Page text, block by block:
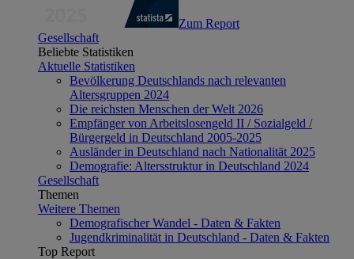
Zum Report
Gesellschaft
Beliebte Statistiken
Aktuelle Statistiken
Bevölkerung Deutschlands nach relevanten
Altersgruppen 2024
Die reichsten Menschen der Welt 2026
Empfänger von Arbeitslosengeld II / Sozialgeld /
Bürgergeld in Deutschland 2005-2025
Ausländer in Deutschland nach Nationalität 2025
Demografie: Altersstruktur in Deutschland 2024
Gesellschaft
Themen
Weitere Themen
Demografischer Wandel - Daten & Fakten
Jugendkriminalität in Deutschland - Daten & Fakten
Top Report